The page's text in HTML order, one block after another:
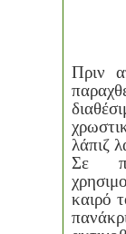
Πριν
λάπιζ
Σε
καιρό